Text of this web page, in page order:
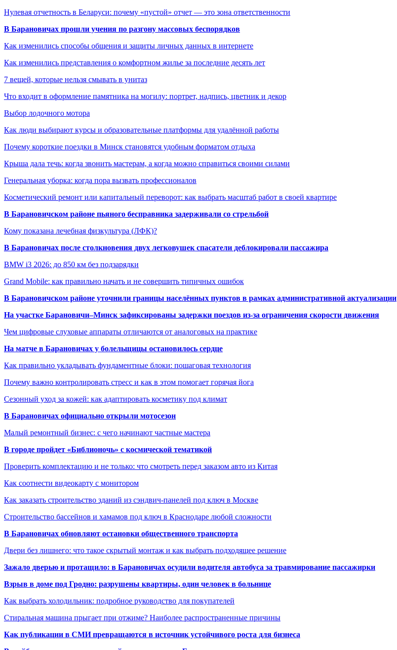
Нулевая отчетность в Беларуси: почему «пустой» отчет — это зона ответственности
В Барановичах прошли учения по разгону массовых беспорядков
Как изменились способы общения и защиты личных данных в интернете
Как изменились представления о комфортном жилье за последние десять лет
7 вещей, которые нельзя смывать в унитаз
Что входит в оформление памятника на могилу: портрет, надпись, цветник и декор
Выбор лодочного мотора
Как люди выбирают курсы и образовательные платформы для удалённой работы
Почему короткие поездки в Минск становятся удобным форматом отдыха
Крыша дала течь: когда звонить мастерам, а когда можно справиться своими силами
Генеральная уборка: когда пора вызвать профессионалов
Косметический ремонт или капитальный переворот: как выбрать масштаб работ в своей квартире
В Барановичском районе пьяного бесправника задерживали со стрельбой
Кому показана лечебная физкультура (ЛФК)?
В Барановичах после столкновения двух легковушек спасатели деблокировали пассажира
BMW i3 2026: до 850 км без подзарядки
Grand Mobile: как правильно начать и не совершить типичных ошибок
В Барановичском районе уточнили границы населённых пунктов в рамках административной актуализации
На участке Барановичи–Минск зафиксированы задержки поездов из-за ограничения скорости движения
Чем цифровые слуховые аппараты отличаются от аналоговых на практике
На матче в Барановичах у болельщицы остановилось сердце
Как правильно укладывать фундаментные блоки: пошаговая технология
Почему важно контролировать стресс и как в этом помогает горячая йога
Сезонный уход за кожей: как адаптировать косметику под климат
В Барановичах официально открыли мотосезон
Малый ремонтный бизнес: с чего начинают частные мастера
В городе пройдет «Библионочь» с космической тематикой
Проверить комплектацию и не только: что смотреть перед заказом авто из Китая
Как соотнести видеокарту с монитором
Как заказать строительство зданий из сэндвич-панелей под ключ в Москве
Строительство бассейнов и хамамов под ключ в Краснодаре любой сложности
В Барановичах обновляют остановки общественного транспорта
Двери без лишнего: что такое скрытый монтаж и как выбрать подходящее решение
Зажало дверью и протащило: в Барановичах осудили водителя автобуса за травмирование пассажирки
Взрыв в доме под Гродно: разрушены квартиры, один человек в больнице
Как выбрать холодильник: подробное руководство для покупателей
Стиральная машина прыгает при отжиме? Наиболее распространенные причины
Как публикации в СМИ превращаются в источник устойчивого роста для бизнеса